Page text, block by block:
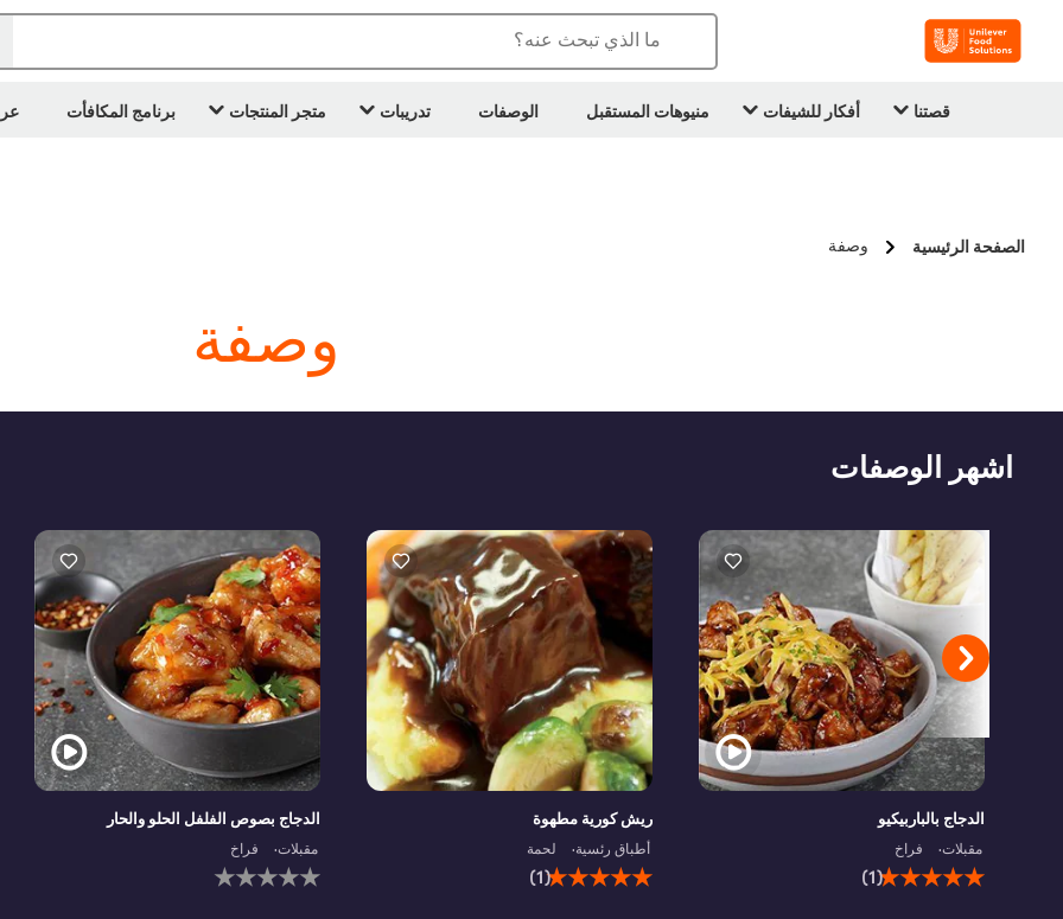
ما الذي تبحث عنه؟
قصتنا أفكار للشيفات منيوهات المستقبل الوصفات تدريبات متجر المنتجات برنامج المكافأت
الصفحة الرئيسية وصفة
وصفة
اشهر الوصفات
الدجاج بالباربيكيو
مقبلات فراخ
(1)
ريش كورية مطهوة
أطباق رئسية لحمة
(1)
الدجاج بصوص الفلفل الحلو والحار
مقبلات فراخ